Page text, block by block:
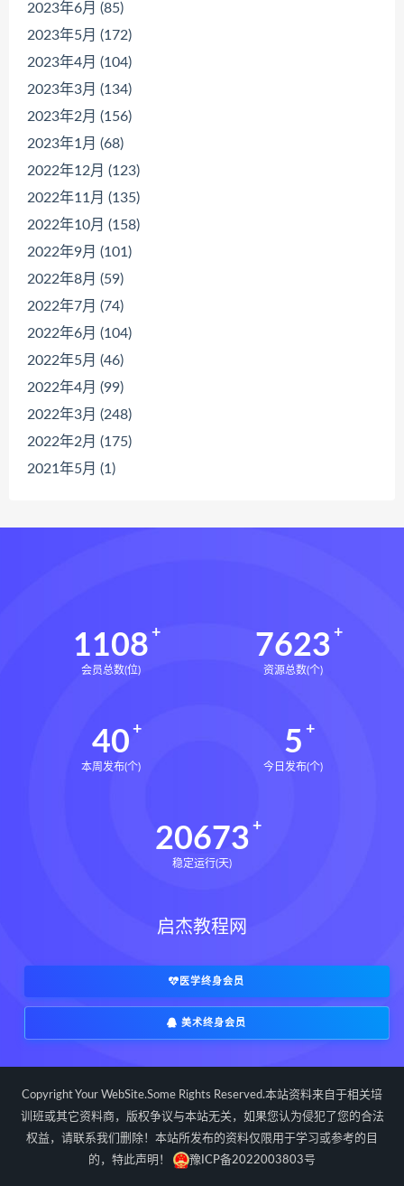
2023年6月 (85)
2023年5月 (172)
2023年4月 (104)
2023年3月 (134)
2023年2月 (156)
2023年1月 (68)
2022年12月 (123)
2022年11月 (135)
2022年10月 (158)
2022年9月 (101)
2022年8月 (59)
2022年7月 (74)
2022年6月 (104)
2022年5月 (46)
2022年4月 (99)
2022年3月 (248)
2022年2月 (175)
2021年5月 (1)
1108
会员总数(位)
7623
资源总数(个)
40
本周发布(个)
5
今日发布(个)
20673
稳定运行(天)
启杰教程网
医学终身会员
美术终身会员
Copyright Your WebSite.Some Rights Reserved.本站资料来自于相关培
训班或其它资料商，版权争议与本站无关，如果您认为侵犯了您的合法
权益，请联系我们删除！本站所发布的资料仅限用于学习或参考的目
的，特此声明！
豫ICP备2022003803号